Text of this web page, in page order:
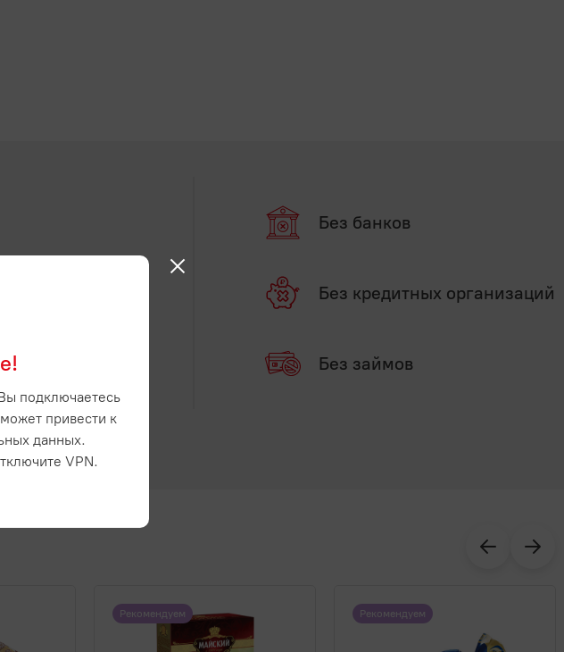
Без банков
Без кредитных организаций
Без займов
Рекомендуем Рекомендуем
подключаетесь
привести к
данных.
VPN.